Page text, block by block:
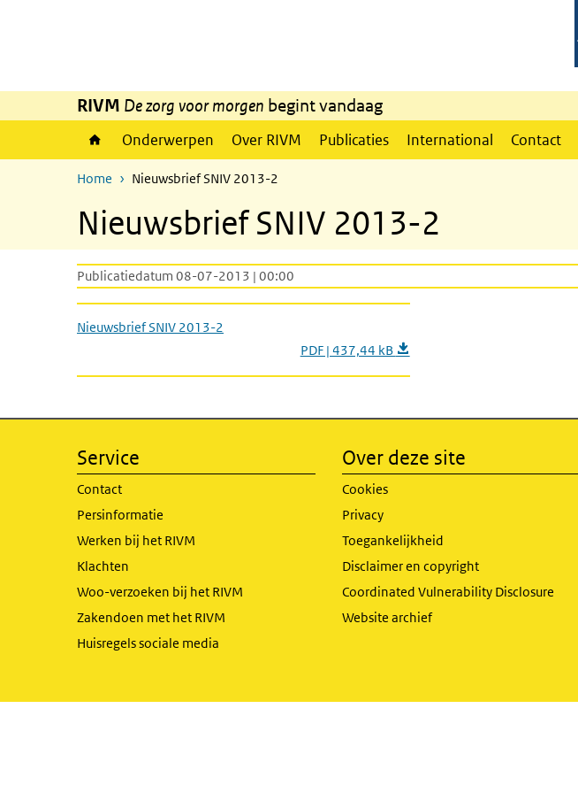
RIVM De zorg voor morgen begint vandaag
Onderwerpen Over RIVM Publicaties International Contact
Home Nieuwsbrief SNIV 2013-2
Nieuwsbrief SNIV 2013-2
Publicatiedatum 08-07-2013 | 00:00
Nieuwsbrief SNIV 2013-2
PDF | 437,44 kB
Service
Contact
Persinformatie
Werken bij het RIVM
Klachten
Woo-verzoeken bij het RIVM
Zakendoen met het RIVM
Huisregels sociale media
Over deze site
Cookies
Privacy
Toegankelijkheid
Disclaimer en copyright
Coordinated Vulnerability Disclosure
Website archief